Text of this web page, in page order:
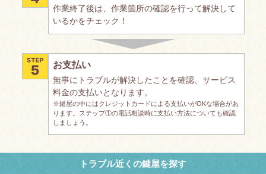
作業終了後は、作業箇所の確認を行って解決して
いるかをチェック！
お支払い
無事にトラブルが解決したことを確認、サービス
料金の支払いとなります。
※鍵屋の中にはクレジットカードによる支払いがOKな場合があ
ります。ステップ①の電話相談時に支払い方法についても確認
しましょう。
トラブル近くの鍵屋を探す